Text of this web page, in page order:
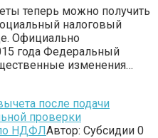
теперь можно получить
налоговый
Официально
года Федеральный
изменения…
после подачи
проверки
НДФЛАвтор: Субсидии 0